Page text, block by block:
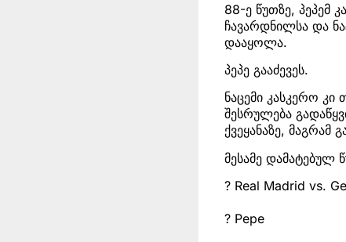
88-ე წუთზე, პეპემ
ჩავარდნილსა და
დააყოლა.
პეპე გააძევეს.
ნაცემი კასკერო კი
შესრულება
ქვეყანაზე, მაგრამ
მესამე დამატებულ
? Real Madrid vs.
? Pepe